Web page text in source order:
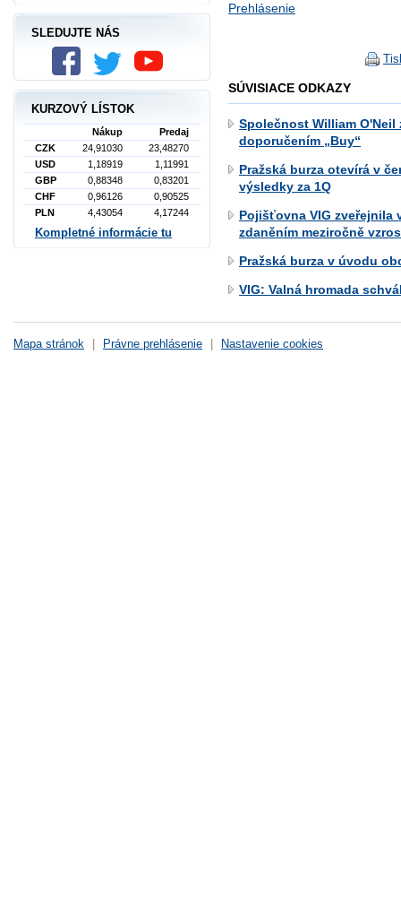
Prehlásenie
SÚVISIACE ODKAZY
Společnost William O'Neil
doporučením „Buy“
Pražská burza otevírá v
výsledky za 1Q
Pojišťovna VIG zveřejnila
zdaněním meziročně
Pražská burza v úvodu
VIG: Valná hromada
SLEDUJTE NÁS
KURZOVÝ LÍSTOK
Nákup
Predaj
CZK
24,91030
23,48270
USD
1,18919
1,11991
GBP
0,88348
0,83201
CHF
0,96126
0,90525
PLN
4,43054 4,17244
Kompletné informácie tu
Mapa stránok | Právne prehlásenie | Nastavenie cookies